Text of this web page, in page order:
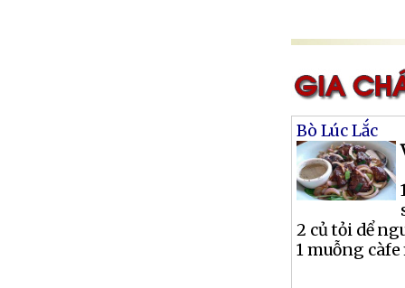
Bò Lúc Lắc
2 củ tỏi dể
1 muỗng